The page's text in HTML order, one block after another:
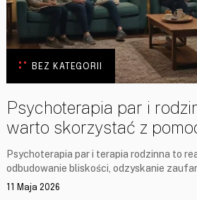
BEZ KATEGORII
Psychoterapia par i
warto skorzystać z
Psychoterapia par i terapia rodzinna to
odbudowanie bliskości, odzyskanie
11 Maja 2026